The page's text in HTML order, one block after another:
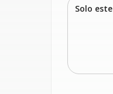
Solo